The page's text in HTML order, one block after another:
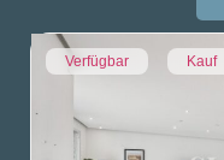
Verfügbar Kauf